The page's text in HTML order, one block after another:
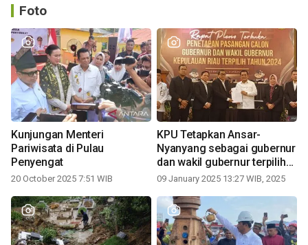
Foto
Kunjungan Menteri
Pariwisata di Pulau
Penyengat
20 October 2025 7:51 WIB
KPU Tetapkan Ansar-
Nyanyang sebagai gubernur
dan wakil gubernur terpilih
periode 2025-2030
09 January 2025 13:27 WIB, 2025